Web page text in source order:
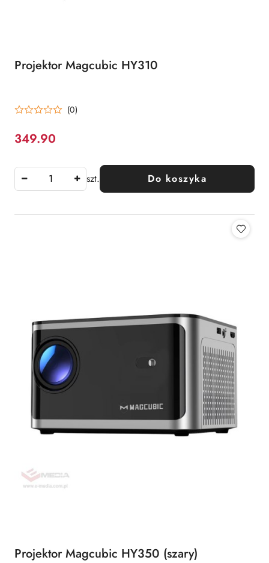
Projektor Magcubic HY310
(0)
Cena:
349.90
szt. Do koszyka
Projektor Magcubic HY350 (szary)